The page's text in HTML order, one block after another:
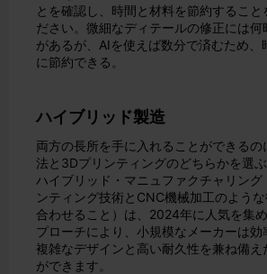
とを確認し、時間と材料を節約すること
ださい。微細なディテールの修正には何
があるが、AIを使えば数分で済むため、
に節約できる。
ハイブリッド製造
両方の長所を手に入れることができるの
法と3Dプリンティングのどちらかを選
ハイブリッド・マニュファクチャリング
ンティング技術とCNC機械加工のよう
合わせること）は、2024年に人気を集
プローチにより、小規模なメーカーは効
複雑なデザインと高い耐久性を兼ね備え
ができます。